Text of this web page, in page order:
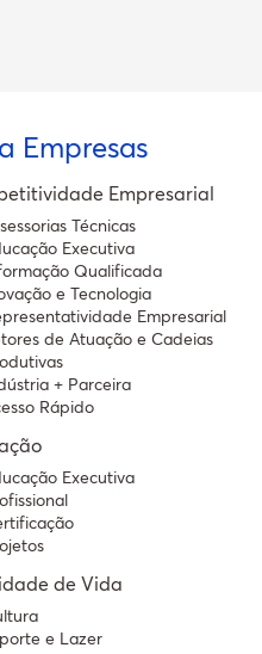
Empresas
Empresarial
Técnicas
Executiva
Qualificada
e Tecnologia
Empresarial
de Atuação e Cadeias
+ Parceira
Rápido
Executiva
de Vida
e Lazer